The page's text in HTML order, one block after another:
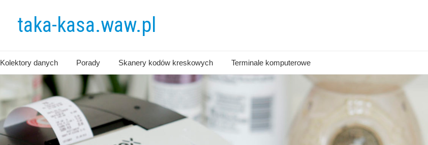
taka-kasa.waw.pl
Kolektory danych Porady Skanery kodów kreskowych Terminale komputerowe